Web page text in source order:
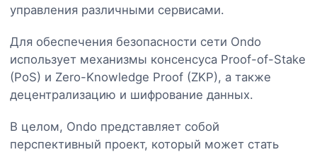
управления различными сервисами.
Для обеспечения безопасности сети Ondo
использует механизмы консенсуса Proof-of-Stake
(PoS) и Zero-Knowledge Proof (ZKP), а также
децентрализацию и шифрование данных.
В целом, Ondo представляет собой
перспективный проект, который может стать